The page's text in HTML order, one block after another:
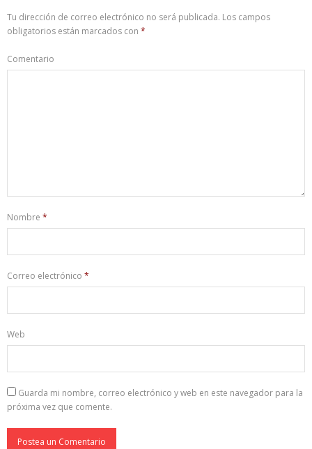
Tu dirección de correo electrónico no será publicada. Los campos
obligatorios están marcados con *
Comentario
Nombre *
Correo electrónico *
Web
Guarda mi nombre, correo electrónico y web en este navegador para la
próxima vez que comente.